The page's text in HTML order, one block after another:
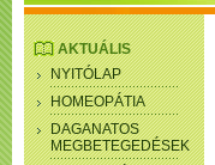
AKTUÁLIS
NYITÓLAP
HOMEOPÁTIA
DAGANATOS
MEGBETEGEDÉSEK